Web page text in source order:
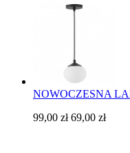
NOWOCZESNA
99,00 zł 69,00 zł